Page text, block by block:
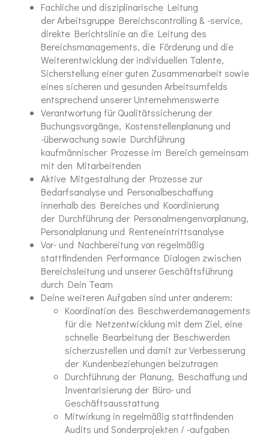
Fachliche und disziplinarische Leitung
der Arbeitsgruppe Bereichscontrolling & -service,
direkte Berichtslinie an die Leitung des
Bereichsmanagements, die Förderung und die
Weiterentwicklung der individuellen Talente,
Sicherstellung einer guten Zusammenarbeit sowie
eines sicheren und gesunden Arbeitsumfelds
entsprechend unserer Unternehmenswerte
Verantwortung für Qualitätssicherung der
Buchungsvorgänge, Kostenstellenplanung und
-überwachung sowie Durchführung
kaufmännischer Prozesse im Bereich gemeinsam
mit den Mitarbeitenden
Aktive Mitgestaltung der Prozesse zur
Bedarfsanalyse und Personalbeschaffung
innerhalb des Bereiches und Koordinierung
der Durchführung der Personalmengenvorplanung,
Personalplanung und Renteneintrittsanalyse
Vor- und Nachbereitung von regelmäßig
stattfindenden Performance Dialogen zwischen
Bereichsleitung und unserer Geschäftsführung
durch Dein Team
Deine weiteren Aufgaben sind unter anderem:
Koordination des Beschwerdemanagements
für die Netzentwicklung mit dem Ziel, eine
schnelle Bearbeitung der Beschwerden
sicherzustellen und damit zur Verbesserung
der Kundenbeziehungen beizutragen
Durchführung der Planung, Beschaffung und
Inventarisierung der Büro- und
Geschäftsausstattung
Mitwirkung in regelmäßig stattfindenden
Audits und Sonderprojekten / -aufgaben